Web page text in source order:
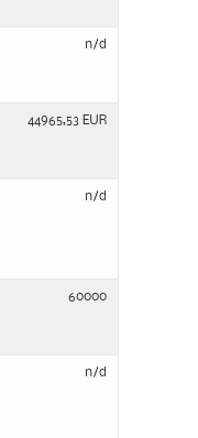
n/d
44965,53 EUR
n/d
60000
n/d